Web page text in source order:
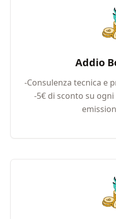
Addio
-Consulenza tecnica e
-5€ di sconto su